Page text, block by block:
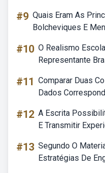
#9 Quais Eram As
Bolcheviques E
#10 O Realismo
Representante
#11 Comparar Duas
Dados
#12 A Escrita
E Transmitir
#13 Segundo O
Estratégias De